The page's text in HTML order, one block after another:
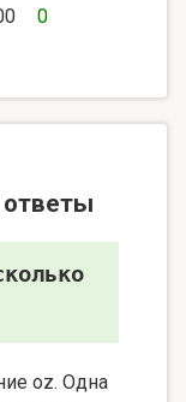
0
oz. Одна